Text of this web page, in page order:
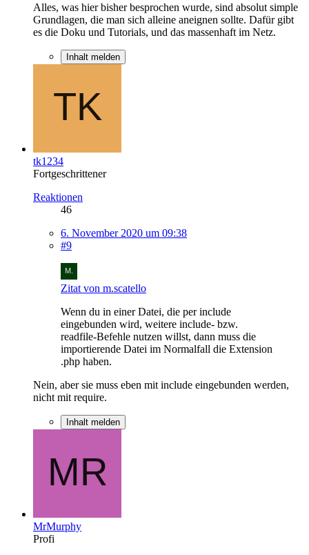
Alles, was hier bisher besprochen wurde, sind absolut simple
Grundlagen, die man sich alleine aneignen sollte. Dafür gibt
es die Doku und Tutorials, und das massenhaft im Netz.
Inhalt melden
tk1234
Fortgeschrittener
Reaktionen
46
6. November 2020 um 09:38
#9
Zitat von m.scatello
Wenn du in einer Datei, die per include
eingebunden wird, weitere include- bzw.
readfile-Befehle nutzen willst, dann muss die
importierende Datei im Normalfall die Extension
.php haben.
Nein, aber sie muss eben mit include eingebunden werden,
nicht mit require.
Inhalt melden
MrMurphy
Profi